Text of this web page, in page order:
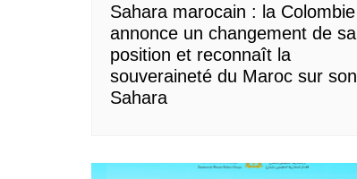
Sahara marocain : la Colombie
annonce un changement de sa
position et reconnaît la
souveraineté du Maroc sur son
Sahara